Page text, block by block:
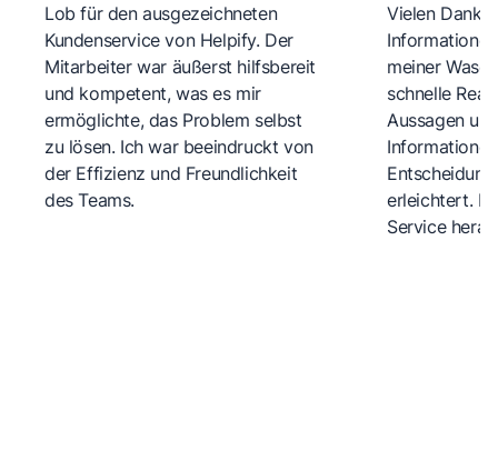
Lob für den ausgezeichneten
Kundenservice von Helpify. Der
Mitarbeiter war äußerst hilfsbereit
und kompetent, was es mir
ermöglichte, das Problem selbst
zu lösen. Ich war beeindruckt von
der Effizienz und Freundlichkeit
des Teams.
Vielen Dank
meiner
schnelle
Aussagen
erleichtert.
Service